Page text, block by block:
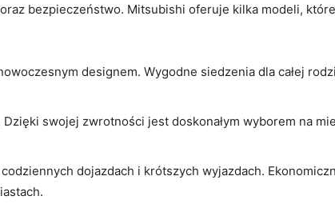
bezpieczeństwo. Mitsubishi oferuje kilka modeli,
designem. Wygodne siedzenia dla całej
swojej zwrotności jest doskonałym wyborem na
dojazdach i krótszych wyjazdach.